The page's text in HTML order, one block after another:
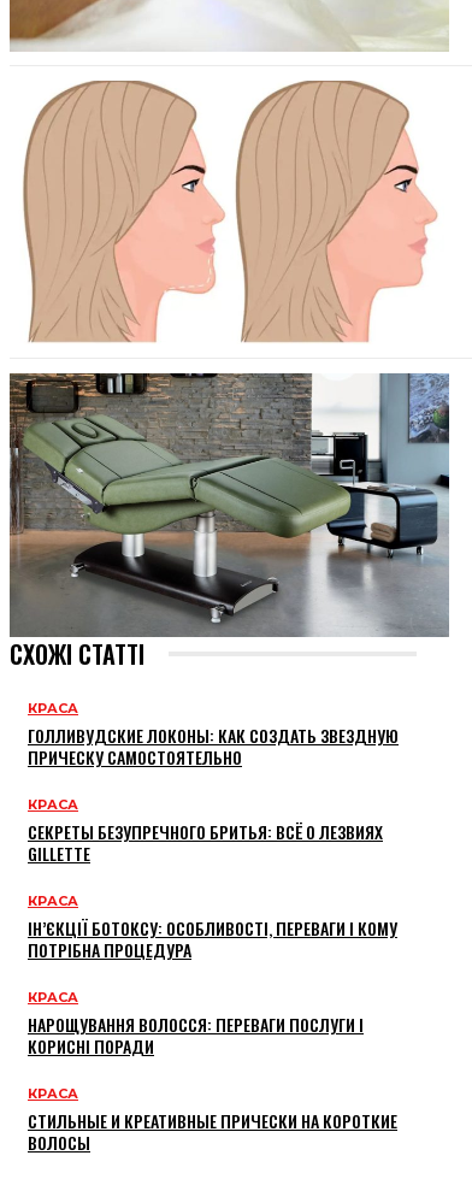
СХОЖІ СТАТТІ
КРАСА
ГОЛЛИВУДСКИЕ ЛОКОНЫ: КАК СОЗДАТЬ ЗВЕЗДНУЮ
ПРИЧЕСКУ САМОСТОЯТЕЛЬНО
КРАСА
СЕКРЕТЫ БЕЗУПРЕЧНОГО БРИТЬЯ: ВСЁ О ЛЕЗВИЯХ
GILLETTE
КРАСА
ІН’ЄКЦІЇ БОТОКСУ: ОСОБЛИВОСТІ, ПЕРЕВАГИ І КОМУ
ПОТРІБНА ПРОЦЕДУРА
КРАСА
НАРОЩУВАННЯ ВОЛОССЯ: ПЕРЕВАГИ ПОСЛУГИ І
КОРИСНІ ПОРАДИ
КРАСА
СТИЛЬНЫЕ И КРЕАТИВНЫЕ ПРИЧЕСКИ НА КОРОТКИЕ
ВОЛОСЫ